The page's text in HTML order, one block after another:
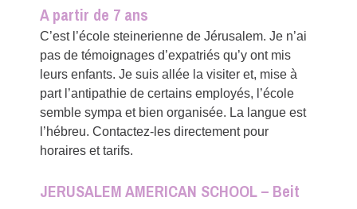
A partir de 7 ans
C’est l’école steinerienne de Jérusalem. Je n’ai
pas de témoignages d’expatriés qu’y ont mis
leurs enfants. Je suis allée la visiter et, mise à
part l’antipathie de certains employés, l’école
semble sympa et bien organisée. La langue est
l’hébreu. Contactez-les directement pour
horaires et tarifs.
JERUSALEM AMERICAN SCHOOL – Beit